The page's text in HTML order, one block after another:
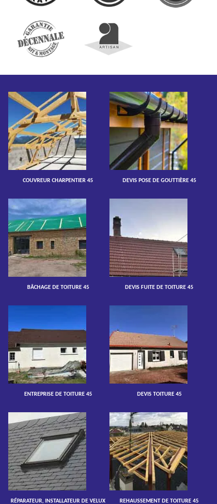
COUVREUR CHARPENTIER 45 DEVIS POSE DE GOUTTIÈRE 45
BÂCHAGE DE TOITURE 45 DEVIS FUITE DE TOITURE 45
ENTREPRISE DE TOITURE 45 DEVIS TOITURE 45
RÉPARATEUR, INSTALLATEUR DE VELUX
REHAUSSEMENT DE TOITURE 45